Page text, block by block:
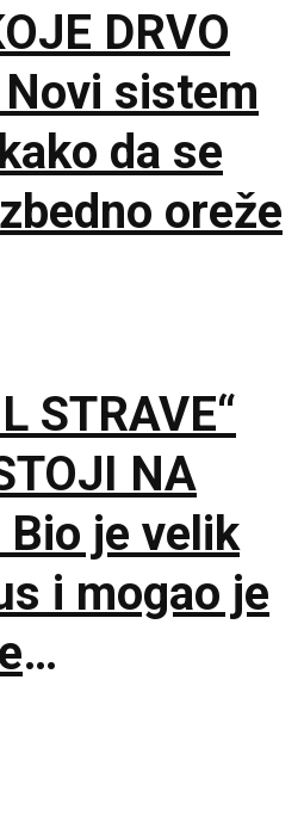
DRVO
Novi sistem
da se
oreže
STRAVE“
NA
Bio je velik
i mogao je